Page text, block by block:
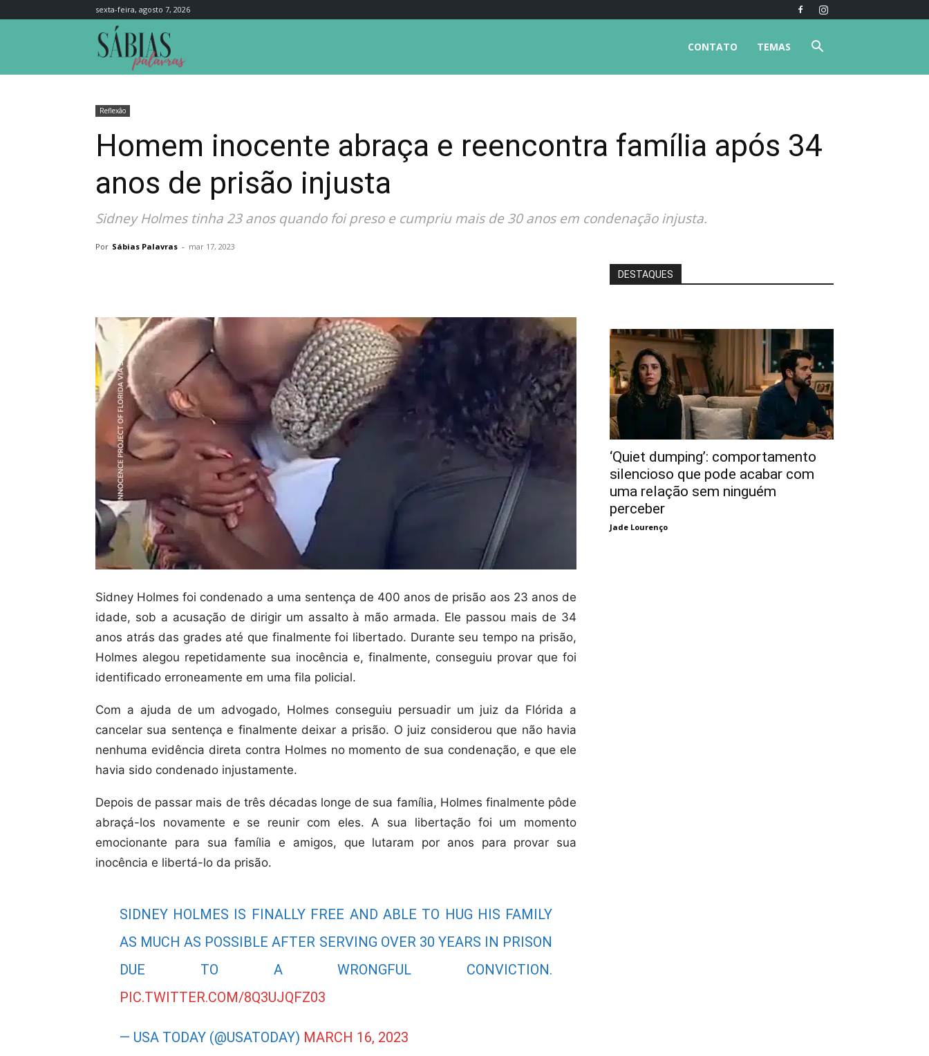
sexta-feira, agosto 7, 2026
TEMAS
CONTATO
Reflexão
Homem inocente abraça e reencontra família após 34
anos de prisão injusta
Sidney Holmes tinha 23 anos quando foi preso e cumpriu mais de 30 anos em condenação injusta.
Por Sábias Palavras - mar 17, 2023
Sidney Holmes foi condenado a uma sentença de 400 anos de prisão aos 23 anos de
idade, sob a acusação de dirigir um assalto à mão armada. Ele passou mais de 34
anos atrás das grades até que finalmente foi libertado. Durante seu tempo na prisão,
Holmes alegou repetidamente sua inocência e, finalmente, conseguiu provar que foi
identificado erroneamente em uma fila policial.
Com a ajuda de um advogado, Holmes conseguiu persuadir um juiz da Flórida a
cancelar sua sentença e finalmente deixar a prisão. O juiz considerou que não havia
nenhuma evidência direta contra Holmes no momento de sua condenação, e que ele
havia sido condenado injustamente.
Depois de passar mais de três décadas longe de sua família, Holmes finalmente pôde
abraçá-los novamente e se reunir com eles. A sua libertação foi um momento
emocionante para sua família e amigos, que lutaram por anos para provar sua
inocência e libertá-lo da prisão.
SIDNEY HOLMES IS FINALLY FREE AND ABLE TO HUG HIS FAMILY
AS MUCH AS POSSIBLE AFTER SERVING OVER 30 YEARS IN PRISON
DUE TO A WRONGFUL CONVICTION.
PIC.TWITTER.COM/8Q3UJQFZ03
— USA TODAY (@USATODAY) MARCH 16, 2023
DESTAQUES
‘Quiet dumping’: comportamento
silencioso que pode acabar com
uma relação sem ninguém
perceber
Jade Lourenço